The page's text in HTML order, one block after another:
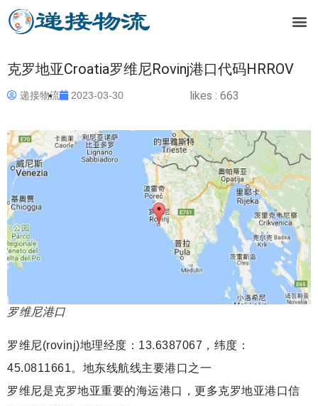
克罗地亚Croatia罗维尼Rovinj港口代码HRROV
递接物流 2023-03-30 likes : 663
罗维尼港口
罗维尼(rovinj)地理经度：13.6387067，纬度：
45.0811661。地东线航线主要港口之一
罗维尼是克罗地亚重要的海运港口，更多克罗地亚港口信